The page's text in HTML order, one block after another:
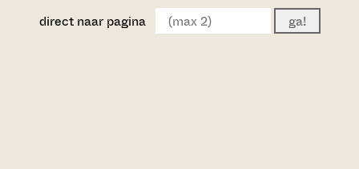
direct naar pagina ga!